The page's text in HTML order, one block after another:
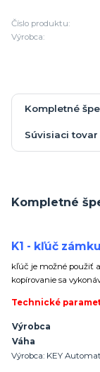
Číslo produktu:
Výrobca:
Kompletné
Súvisiaci tovar
Kompletné
K1 - kľúč
kľúč je možné použiť
kopírovanie sa
Technické
Výrobca
Váha
Výrobca: KEY